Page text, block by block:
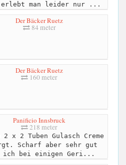
erlebt man leider nur ...
Der Bäcker Ruetz
84 meter
Der Bäcker Ruetz
160 meter
Panificio Innsbruck
218 meter
x 2 Tuben Gulasch Creme
Scharf aber sehr gut
ich bei einigen Geri...